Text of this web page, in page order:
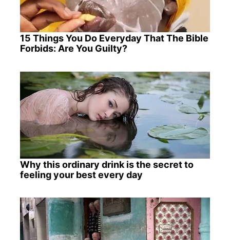
15 Things You Do Everyday That The Bible
Forbids: Are You Guilty?
Why this ordinary drink is the secret to
feeling your best every day